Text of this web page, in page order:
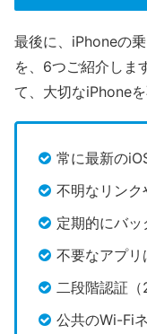
最後に、iPhoneの
を、6つご紹介しま
て、大切なiPhone
常に最新の
不明なリン
定期的にバッ
不要なアプリ
二段階認証
公共のWi-Fi